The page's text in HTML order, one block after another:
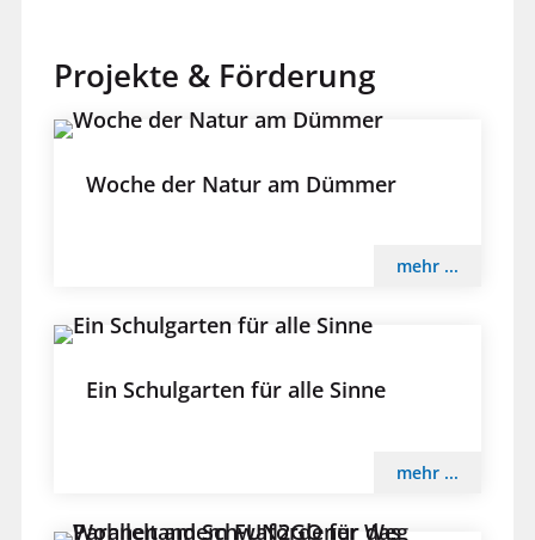
Projekte & Förderung
Woche der Natur am Dümmer
mehr ...
Ein Schulgarten für alle Sinne
mehr ...